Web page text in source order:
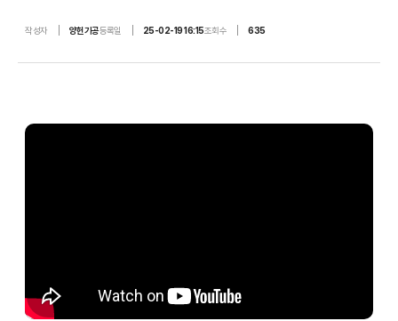
h
i
작성자 양헌기공등록일 25-02-19 16:15조회수 635